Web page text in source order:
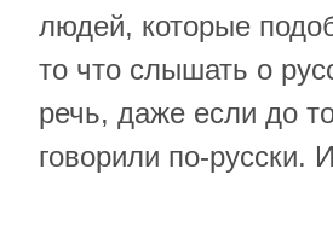
людей, которые
то что слышать о
речь, даже если до
говорили по-русски.